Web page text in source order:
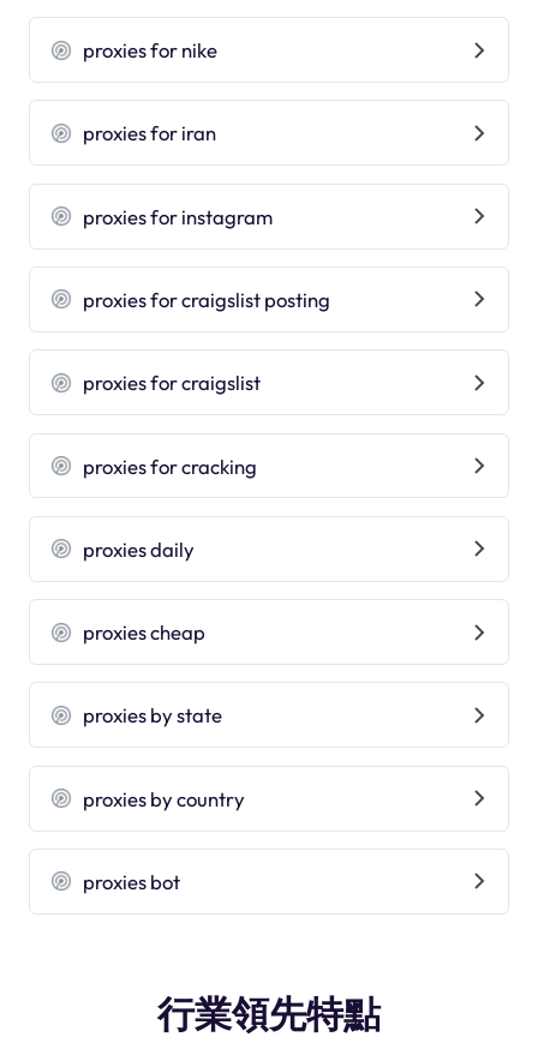
proxies for nike
proxies for iran
proxies for instagram
proxies for craigslist posting
proxies for craigslist
proxies for cracking
proxies daily
proxies cheap
proxies by state
proxies by country
proxies bot
行業領先特點